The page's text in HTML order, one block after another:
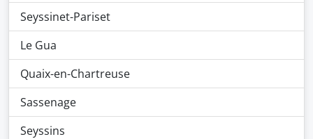
Seyssinet-Pariset
Le Gua
Quaix-en-Chartreuse
Sassenage
Seyssins